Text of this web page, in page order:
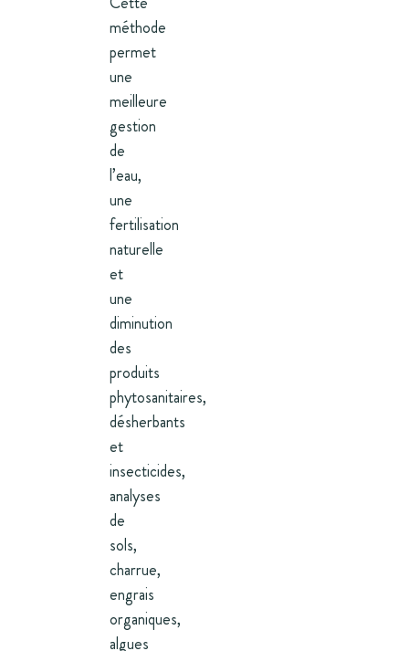
méthode
permet
une
meilleure
gestion
de
l’eau,
une
fertilisation
naturelle
et
une
diminution
des
produits
phytosanitaires,
désherbants
et
insecticides,
analyses
de
sols,
charrue,
engrais
organiques,
algues